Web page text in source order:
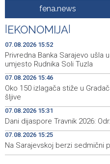
Kanali bez gužvi - Pet
Veneciji i Amsterdamu
17:49
U općini Grude izbio
terenu vatrogasci i Air Tractori
17:39
U ponedjeljak počinje
glavnom Box Officeu u BKC-u
16:36
Avdić: Završeni radovi
Spomenika 'Vječna vatra'
16:00
Dva Air Tractora gase
treći
15:58
Meta kažnjena sa
ugrožavanja sigurnosti djece
fena.news
EKONOMIJA
07.08.2026 15:52
Privredna Banka Sarajevo ušla
umjesto Rudnika Soli Tuzla
07.08.2026 15:46
Oko 150 izlagača stiže u
šljive
07.08.2026 15:31
Dani dijaspore Travnik 2026:
07.08.2026 15:25
Na Sarajevskoj berzi sedmični